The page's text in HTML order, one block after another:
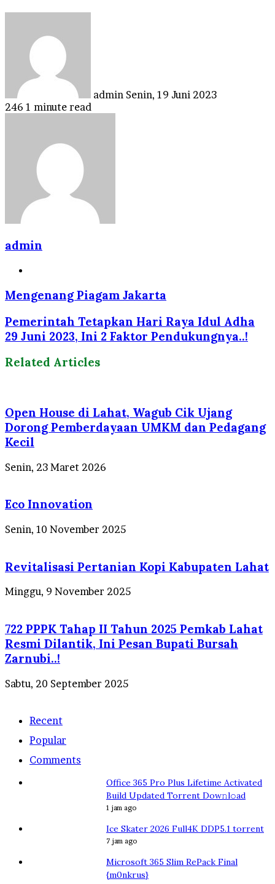
admin Senin, 19 Juni 2023
246 1 minute read
admin
Mengenang Piagam Jakarta
Pemerintah Tetapkan Hari Raya Idul Adha
29 Juni 2023, Ini 2 Faktor Pendukungnya..!
Related Articles
Open House di Lahat, Wagub Cik Ujang
Dorong Pemberdayaan UMKM dan Pedagang
Kecil
Senin, 23 Maret 2026
Eco Innovation
Senin, 10 November 2025
Revitalisasi Pertanian Kopi Kabupaten Lahat
Minggu, 9 November 2025
722 PPPK Tahap II Tahun 2025 Pemkab Lahat
Resmi Dilantik, Ini Pesan Bupati Bursah
Zarnubi..!
Sabtu, 20 September 2025
Recent
Popular
Comments
Office 365 Pro Plus Lifetime Activated
Build Updated Torrent Dow𝚗l𝚘аd
1 jam ago
Ice Skater 2026 Full4K DDP5.1 torrent
7 jam ago
Microsoft 365 Slim RePack Final
{m0nkrus}